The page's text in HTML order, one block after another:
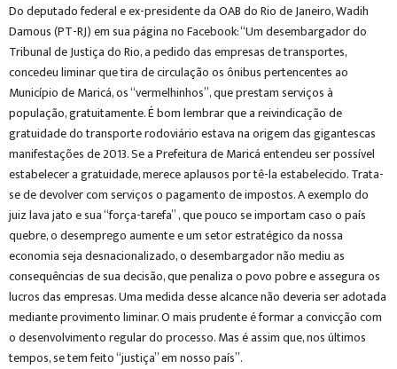
Do deputado federal e ex-presidente da OAB do Rio de Janeiro, Wadih
Damous (PT-RJ) em sua página no Facebook: “Um desembargador do
Tribunal de Justiça do Rio, a pedido das empresas de transportes,
concedeu liminar que tira de circulação os ônibus pertencentes ao
Município de Maricá, os “vermelhinhos”, que prestam serviços à
população, gratuitamente. É bom lembrar que a reivindicação de
gratuidade do transporte rodoviário estava na origem das gigantescas
manifestações de 2013. Se a Prefeitura de Maricá entendeu ser possível
estabelecer a gratuidade, merece aplausos por tê-la estabelecido. Trata-
se de devolver com serviços o pagamento de impostos. A exemplo do
juiz lava jato e sua “força-tarefa” , que pouco se importam caso o país
quebre, o desemprego aumente e um setor estratégico da nossa
economia seja desnacionalizado, o desembargador não mediu as
consequências de sua decisão, que penaliza o povo pobre e assegura os
lucros das empresas. Uma medida desse alcance não deveria ser adotada
mediante provimento liminar. O mais prudente é formar a convicção com
o desenvolvimento regular do processo. Mas é assim que, nos últimos
tempos, se tem feito “justiça” em nosso país”.